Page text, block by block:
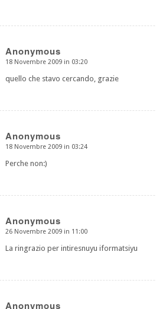
Anonymous
dice:
18 Novembre 2009 in 03:20
quello che stavo cercando, grazie
Anonymous
dice:
18 Novembre 2009 in 03:24
Perche non:)
Anonymous
dice:
26 Novembre 2009 in 11:00
La ringrazio per intiresnuyu iformatsiyu
Anonymous